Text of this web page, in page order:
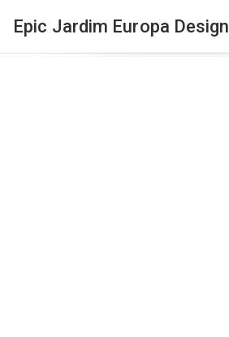
Epic Jardim Europa Design